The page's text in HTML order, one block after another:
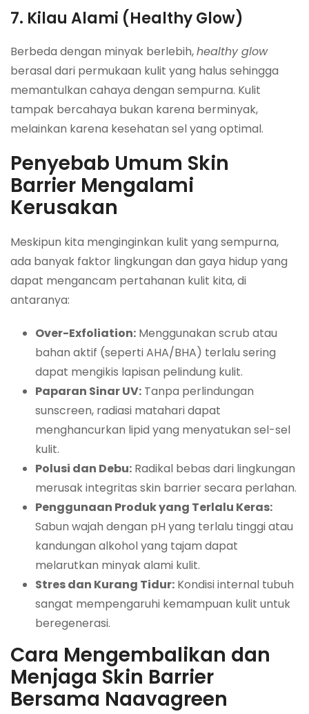
7. Kilau Alami (Healthy Glow)
Berbeda dengan minyak berlebih,healthy glow
berasal dari permukaan kulit yang halus sehingga
memantulkan cahaya dengan sempurna. Kulit
tampak bercahaya bukan karena berminyak,
melainkan karena kesehatan sel yang optimal.
Penyebab Umum Skin
Barrier Mengalami
Kerusakan
Meskipun kita menginginkan kulit yang sempurna,
ada banyak faktor lingkungan dan gaya hidup yang
dapat mengancam pertahanan kulit kita, di
antaranya:
Over-Exfoliation: Menggunakan scrub atau
bahan aktif (seperti AHA/BHA) terlalu sering
dapat mengikis lapisan pelindung kulit.
Paparan Sinar UV: Tanpa perlindungan
sunscreen, radiasi matahari dapat
menghancurkan lipid yang menyatukan sel-sel
kulit.
Polusi dan Debu: Radikal bebas dari lingkungan
merusak integritas skin barrier secara perlahan.
Penggunaan Produk yang Terlalu Keras:
Sabun wajah dengan pH yang terlalu tinggi atau
kandungan alkohol yang tajam dapat
melarutkan minyak alami kulit.
Stres dan Kurang Tidur: Kondisi internal tubuh
sangat mempengaruhi kemampuan kulit untuk
beregenerasi.
Cara Mengembalikan dan
Menjaga Skin Barrier
Bersama Naavagreen